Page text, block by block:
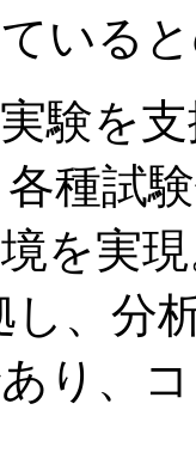
いる
験を
各種試
を実
し、分
り、